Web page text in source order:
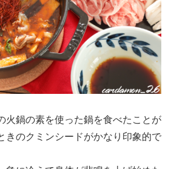
火鍋の素を使った鍋を食べたことが
きのクミンシードがかなり印象的で